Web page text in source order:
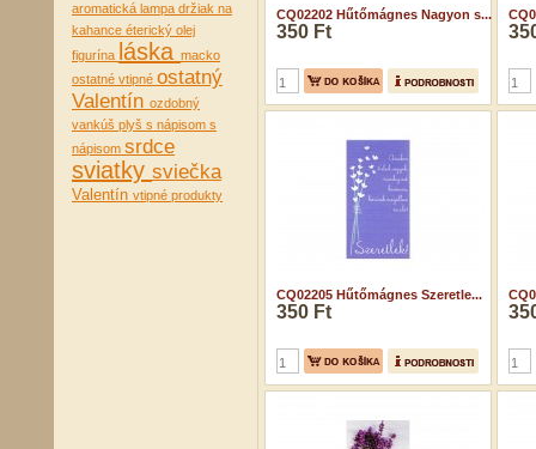
aromatická lampa držiak na
kahance éterický olej
figurína láska macko
ostatné vtipné ostatný
Valentín ozdobný
vankúš plyš s nápisom s
nápisom srdce
sviatky sviečka
Valentín vtipné produkty
CQ02202 Hűtőmágnes Nagyon s...
350 Ft
CQ02205 Hűtőmágnes Szeretle...
350 Ft